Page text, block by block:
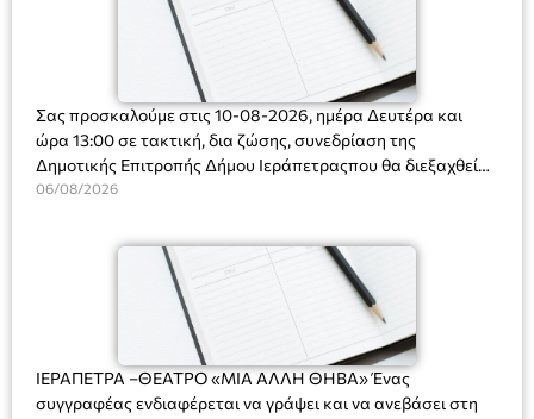
Σας προσκαλούμε στις 10-08-2026, ημέρα Δευτέρα και
ώρα 13:00 σε τακτική, δια ζώσης, συνεδρίαση της
Δημοτικής Επιτροπής Δήμου Ιεράπετραςπου θα διεξαχθεί
στο Δημοτικό Κατάστημα, Δημοκρατίας 31 στην αίθουσα
και λήψη αποφάσεων στα παρακάτω θέματα:
06/08/2026
ΙΕΡΑΠΕΤΡΑ –ΘΕΑΤΡΟ «ΜΙΑ ΑΛΛΗ ΘΗΒΑ» Ένας
συγγραφέας ενδιαφέρεται να γράψει και να ανεβάσει στη